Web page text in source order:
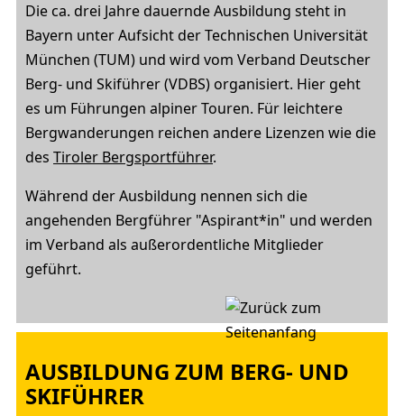
Die ca. drei Jahre dauernde Ausbildung steht in
Bayern unter Aufsicht der Technischen Universität
München (TUM) und wird vom Verband Deutscher
Berg- und Skiführer (VDBS) organisiert. Hier geht
es um Führungen alpiner Touren. Für leichtere
Bergwanderungen reichen andere Lizenzen wie die
des Tiroler Bergsportführer.
Während der Ausbildung nennen sich die
angehenden Bergführer "Aspirant*in" und werden
im Verband als außerordentliche Mitglieder
geführt.
AUSBILDUNG ZUM BERG- UND
SKIFÜHRER